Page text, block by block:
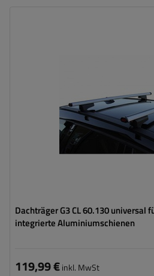
Dachträger G3 CL 60.130 universal
integrierte Aluminiumschienen
119,99 €inkl. MwSt